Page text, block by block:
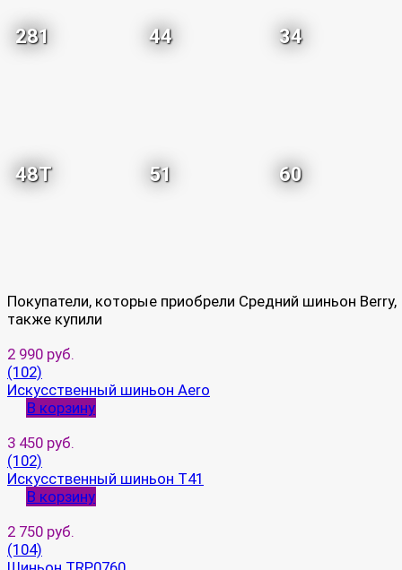
281 44 34
48T 51 60
Покупатели, которые приобрели Средний шиньон Berry,
также купили
2 990 руб.
(102)
Искусственный шиньон Aero
В корзину
3 450 руб.
(102)
Искусственный шиньон T41
В корзину
2 750 руб.
(104)